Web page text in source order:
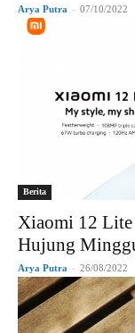
Arya Putra - 07/10/2022
Berita
Xiaomi 12
Hujung
Arya Putra - 26/08/2022